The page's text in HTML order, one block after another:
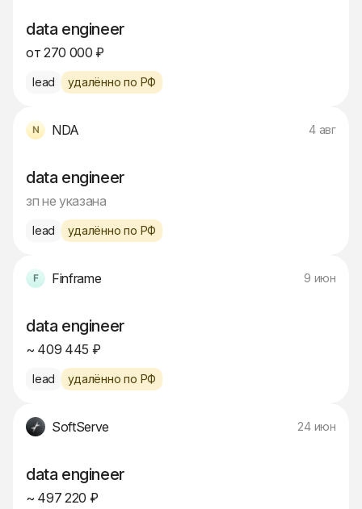
data engineer
от 270 000 ₽
lead удалённо по РФ
NDA 4 авг
data engineer
зп не указана
lead удалённо по РФ
Finframe 9 июн
data engineer
~ 409 445 ₽
lead удалённо по РФ
SoftServe 24 июн
data engineer
~ 497 220 ₽